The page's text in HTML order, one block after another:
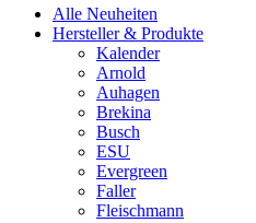
Alle Neuheiten
Hersteller & Produkte
Kalender
Arnold
Auhagen
Brekina
Busch
ESU
Evergreen
Faller
Fleischmann